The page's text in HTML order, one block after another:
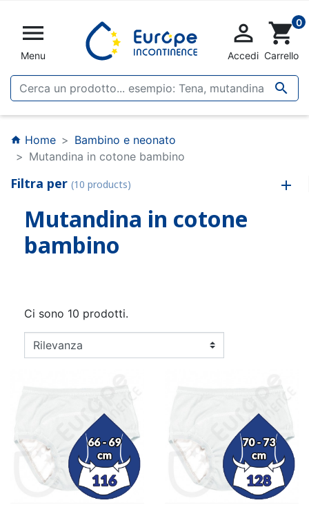

Menu


Accedi
shopping_cart0
Carrello
home Home
Bambino e neonato
Mutandina in cotone bambino
Filtra per (10 products)
Mutandina in cotone
bambino
Ci sono 10 prodotti.